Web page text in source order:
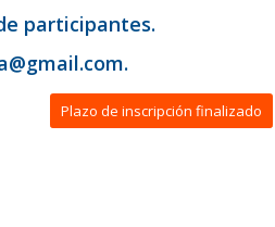
participantes.
Plazo de inscripción finalizado